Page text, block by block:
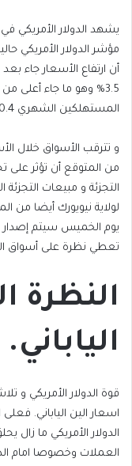
يشهد الدولار الأمريكي
أن ارتفاع الأسعار جاء
3.5% وهو ما جاء
المستهلكين الشهري 0.4% و هو ماجاء أعلى من التوقعات أيضا.
و تترقب الأسواق خلال
من المتوقع أن تؤثر على
التجزئة و مبيعات
لولاية نيويورك أيضا من
يوم الخميس سيتم إصدار
تعطي نظرة على أسواق
النظرة
الياباني.
قوة الدولار الأمريكي و
الدولار الأمريكي ما زال
العملات وخصوصا امام